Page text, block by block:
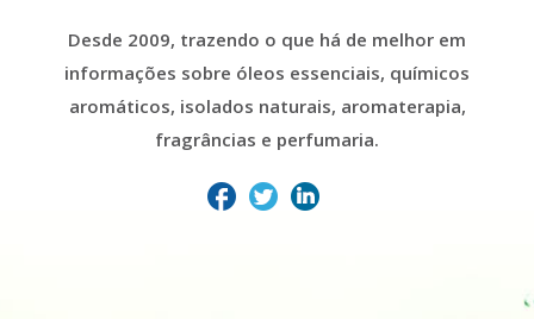
Desde 2009, trazendo o que há de melhor em
informações sobre óleos essenciais, químicos
aromáticos, isolados naturais, aromaterapia,
fragrâncias e perfumaria.